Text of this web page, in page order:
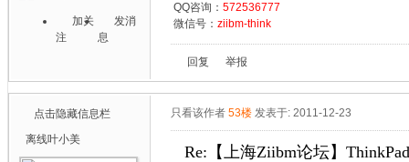
加关
注
发消
息
QQ咨询： 572536777
微信号： ziibm-think
回复 举报
点击隐藏信息栏
离线叶小美
只看该作者 53楼 发表于: 2011-12-23
Re:【上海Ziibm论坛】